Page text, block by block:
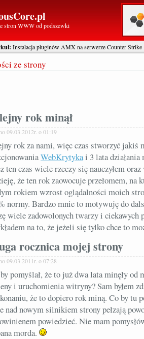
stron WWW od podszewki
Instalacja pluginów AMX na serwerze Counter Strike
ze strony
rok minął
09.03.2012r. o 01:19
rok za nami, więc czas stworzyć jakiś
WebKrytykai 3 lata działania
ten czas wiele rzeczy się nauczyłem
że ten rok zaowocuje przełomem, na
rokiem wzrost oglądalności moich
normy. Bardzo mnie to motywuję do
wiele zadowolonych twarzy i ciekawych
na to, że jeżeli się tylko chce to
rocznica mojej strony
09.03.2011r. o 07:28
pomyślał, że to już dwa lata minęły od
i uruchomienia witryny? Sam byłem
że to dopiero rok miną. Co by tu
nad nowym silnikiem strony pełzają
powiedzieć. Nie mam
morda.